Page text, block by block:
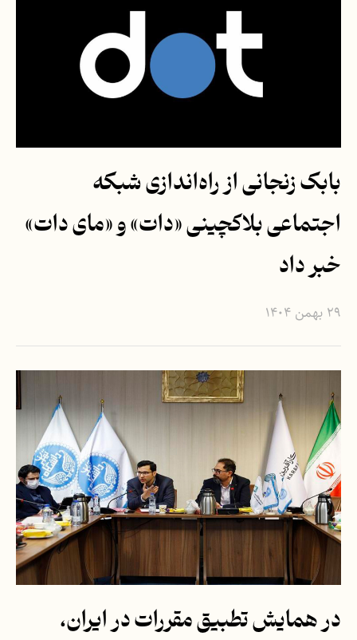
بابک زنجانی از راه‌اندازی شبکه
اجتماعی بلاکچینی «دات» و «مای دات»
خبر داد
۲۹ بهمن ۱۴۰۴
در همایش تطبیق مقررات در ایران،